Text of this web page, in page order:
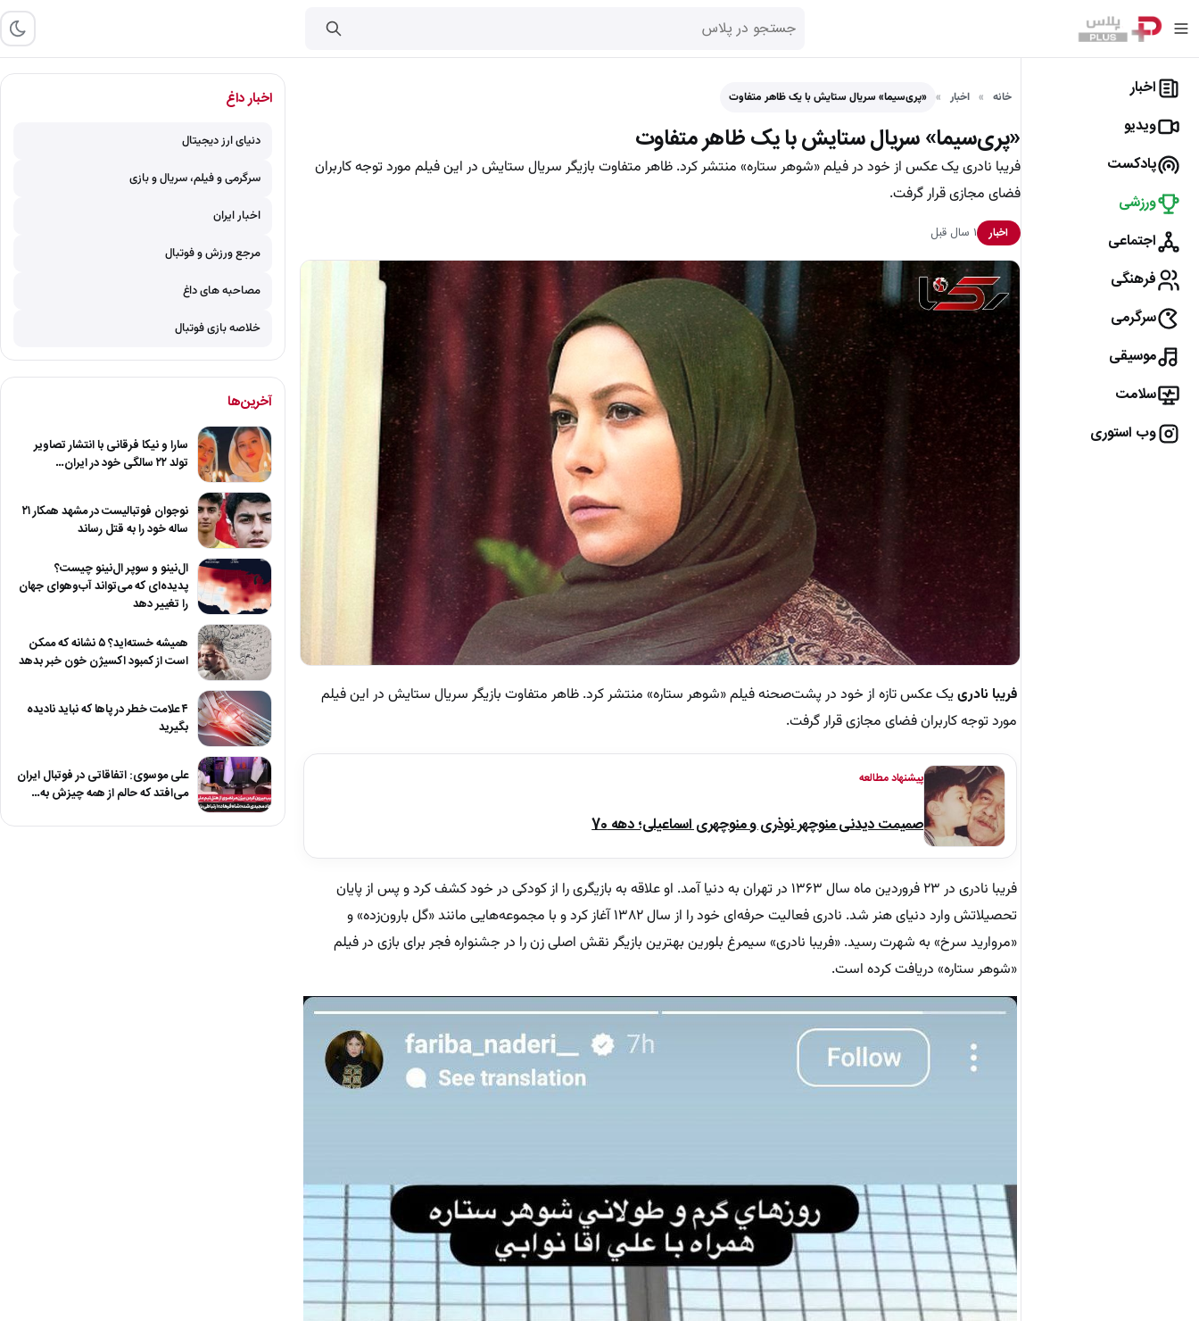
اخبار
ویدیو
پادکست
ورزشی
اجتماعی
فرهنگی
سرگرمی
موسیقی
سلامت
وب استوری
خانه اخبار «پری‌سیما» سریال ستایش با یک ظاهر متفاوت
«پری‌سیما» سریال ستایش با یک ظاهر متفاوت
فریبا نادری یک عکس از خود در فیلم «شوهر ستاره» منتشر کرد. ظاهر متفاوت بازیگر سریال ستایش در این فیلم مورد توجه کاربران
فضای مجازی قرار گرفت.
اخبار ۱ سال قبل
فریبا نادرییک عکس تازه از خود در پشت‌صحنه فیلم «شوهر ستاره» منتشر کرد. ظاهر متفاوت بازیگر سریال ستایش در این فیلم
مورد توجه کاربران فضای مجازی قرار گرفت.
پیشنهاد مطالعه
صمیمت دیدنی منوچهر نوذری و منوچهری اسماعیلی؛ دهه 70
فریبا نادری در ۲۳ فروردین ماه سال ۱۳۶۳ در تهران به دنیا آمد. او علاقه به بازیگری را از کودکی در خود کشف کرد و پس از پایان
تحصیلاتش وارد دنیای هنر شد. نادری فعالیت حرفه‌ای خود را از سال ۱۳۸۲ آغاز کرد و با مجموعه‌هایی مانند «گل بارون‌زده» و
«مروارید سرخ» به شهرت رسید. «فریبا نادری» سیمرغ بلورین بهترین بازیگر نقش اصلی زن را در جشنواره فجر برای بازی در فیلم
«شوهر ستاره» دریافت کرده است.
اخبار داغ
دنیای ارز دیجیتال
سرگرمی و فیلم، سریال و بازی
اخبار ایران
مرجع ورزش و فوتبال
مصاحبه های داغ
خلاصه بازی فوتبال
آخرین‌ها
سارا و نیکا فرقانی با انتشار تصاویر
تولد ۲۲ سالگی خود در ایران…
نوجوان فوتبالیست در مشهد همکار ۲۱
ساله خود را به قتل رساند
ال‌نینو و سوپر ال‌نینو چیست؟
پدیده‌ای که می‌تواند آب‌وهوای جهان
را تغییر دهد
همیشه خسته‌اید؟ ۵ نشانه که ممکن
است از کمبود اکسیژن خون خبر بدهد
۴ علامت خطر در پاها که نباید نادیده
بگیرید
علی موسوی: اتفاقاتی در فوتبال ایران
می‌افتد که حالم از همه چیزش به…